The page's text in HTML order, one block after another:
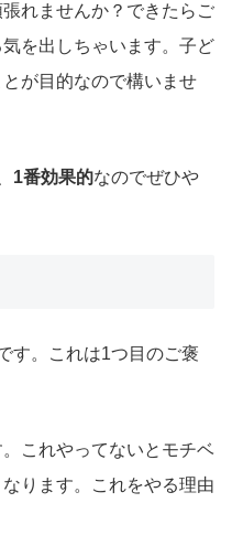
れませんか？できたらご
を出しちゃいます。子ど
が目的なので構いませ
1番効果的なのでぜひや
す。これは1つ目のご褒
。これやってないとモチベ
ります。これをやる理由